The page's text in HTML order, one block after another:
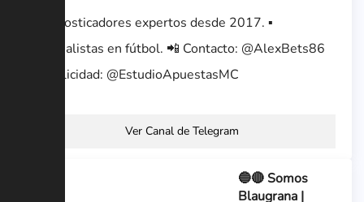
▪ Pronosticadores expertos desde 2017. ▪
Especialistas en fútbol. 📲 Contacto: @AlexBets86
🖥 Publicidad: @EstudioApuestasMC
Ver Canal de Telegram
🔵🔴 Somos
Blaugrana |